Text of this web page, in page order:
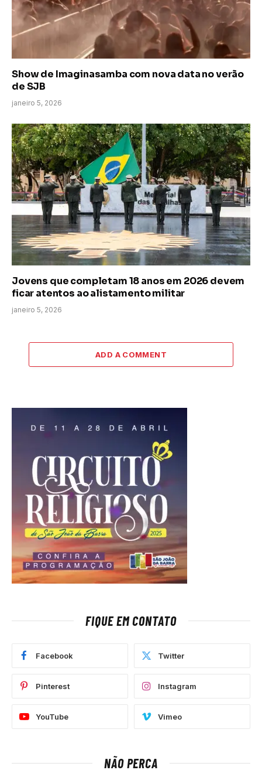
Show de Imaginasamba com nova data no verão
de SJB
janeiro 5, 2026
Jovens que completam 18 anos em 2026 devem
ficar atentos ao alistamento militar
janeiro 5, 2026
ADD A COMMENT
FIQUE EM CONTATO
Facebook Twitter
Pinterest Instagram
YouTube Vimeo
NÃO PERCA